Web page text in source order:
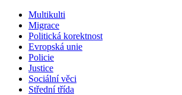
Sub
menu
Multikulti
Migrace
Politická korektnost
Evropská unie
Policie
Justice
Sociální věci
Střední třída